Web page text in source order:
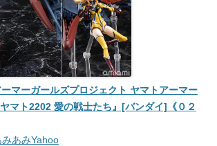
マーガールズプロジェクト ヤマトアーマー
マト2202 愛の戦士たち』[バンダイ]《０２
みあみYahoo